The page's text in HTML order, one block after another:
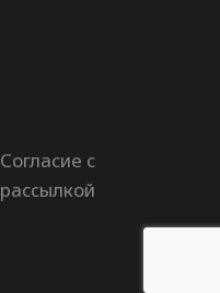
Согласие с
рассылкой